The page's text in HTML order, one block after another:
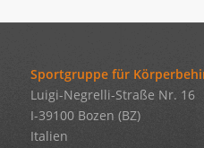
Sportgruppe für
Luigi-Negrelli-Straße Nr. 16
I-39100 Bozen (BZ)
Italien